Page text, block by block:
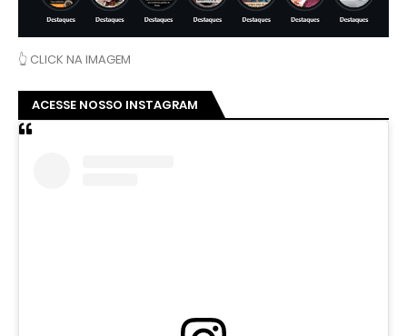
👆 CLICK NA IMAGEM
ACESSE NOSSO INSTAGRAM